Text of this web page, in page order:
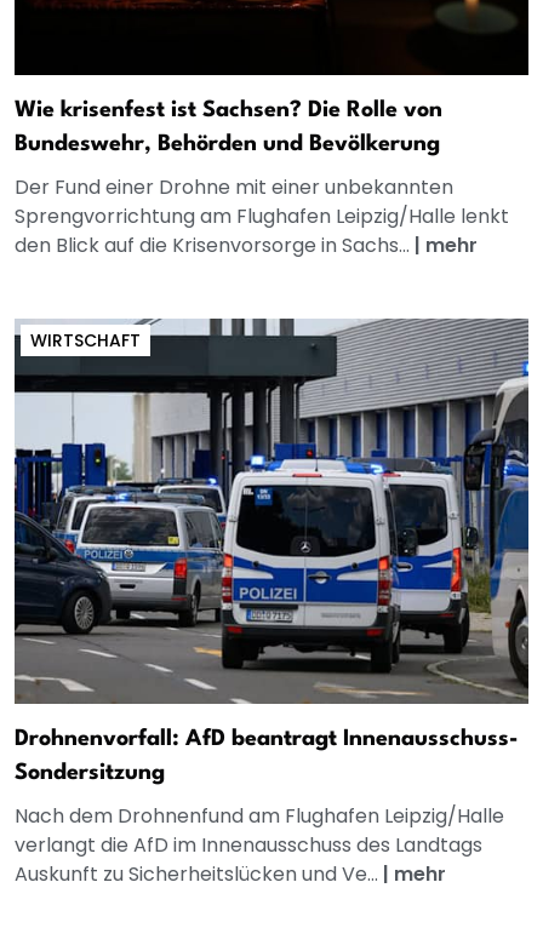
Wie krisenfest ist Sachsen? Die Rolle von
Bundeswehr, Behörden und Bevölkerung
Der Fund einer Drohne mit einer unbekannten
Sprengvorrichtung am Flughafen Leipzig/Halle lenkt
den Blick auf die Krisenvorsorge in Sachs... | mehr
WIRTSCHAFT
Drohnenvorfall: AfD beantragt Innenausschuss-
Sondersitzung
Nach dem Drohnenfund am Flughafen Leipzig/Halle
verlangt die AfD im Innenausschuss des Landtags
Auskunft zu Sicherheitslücken und Ve... | mehr